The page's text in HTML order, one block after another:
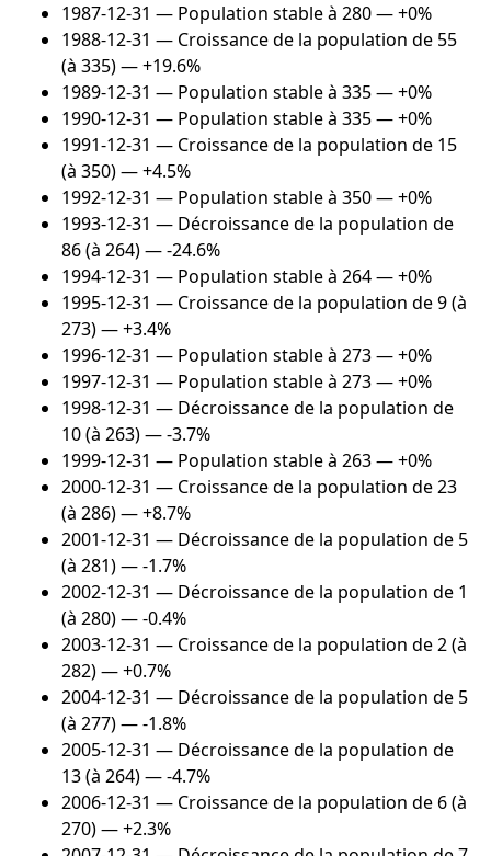
1987-12-31 — Population stable à 280 — +0%
1988-12-31 — Croissance de la population de 55
(à 335) — +19.6%
1989-12-31 — Population stable à 335 — +0%
1990-12-31 — Population stable à 335 — +0%
1991-12-31 — Croissance de la population de 15
(à 350) — +4.5%
1992-12-31 — Population stable à 350 — +0%
1993-12-31 — Décroissance de la population de
86 (à 264) — -24.6%
1994-12-31 — Population stable à 264 — +0%
1995-12-31 — Croissance de la population de 9 (à
273) — +3.4%
1996-12-31 — Population stable à 273 — +0%
1997-12-31 — Population stable à 273 — +0%
1998-12-31 — Décroissance de la population de
10 (à 263) — -3.7%
1999-12-31 — Population stable à 263 — +0%
2000-12-31 — Croissance de la population de 23
(à 286) — +8.7%
2001-12-31 — Décroissance de la population de 5
(à 281) — -1.7%
2002-12-31 — Décroissance de la population de 1
(à 280) — -0.4%
2003-12-31 — Croissance de la population de 2 (à
282) — +0.7%
2004-12-31 — Décroissance de la population de 5
(à 277) — -1.8%
2005-12-31 — Décroissance de la population de
13 (à 264) — -4.7%
2006-12-31 — Croissance de la population de 6 (à
270) — +2.3%